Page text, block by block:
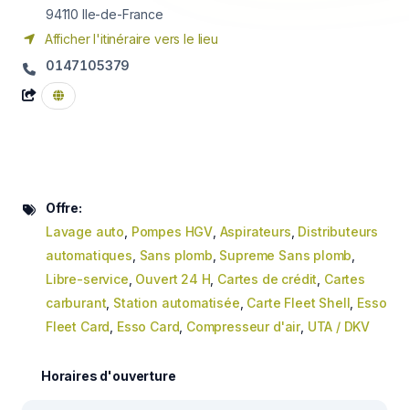
94110 Ile-de-France
Afficher l'itinéraire vers le lieu
0147105379
Offre:
Lavage auto Pompes HGV, Aspirateurs Distributeurs
automatiques Sans plomb Supreme Sans plomb
Libre-service Ouvert 24 H Cartes de crédit Cartes
carburant Station automatisée Carte Fleet Shell Esso
Fleet Card Esso Card Compresseur d'air, UTA / DKV
Horaires d'ouverture